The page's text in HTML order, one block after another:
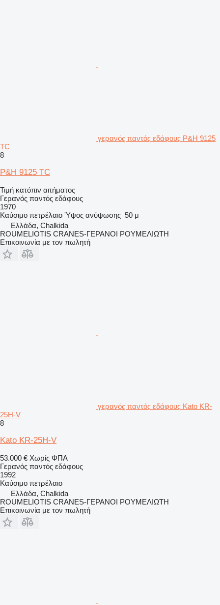
γερανός παντός εδάφους P&H 9125
TC
8
P&H 9125 TC
Τιμή κατόπιν αιτήματος
Γερανός παντός εδάφους
1970
Καύσιμο πετρέλαιο Ύψος ανύψωσης 50 μ
Ελλάδα, Chalkida
ROUMELIOTIS CRANES-ΓΕΡΑΝΟΙ ΡΟΥΜΕΛΙΩΤΗ
Επικοινωνία με τον πωλητή
γερανός παντός εδάφους Kato KR-
25H-V
8
Kato KR-25H-V
53.000 € Χωρίς ΦΠΑ
Γερανός παντός εδάφους
1992
Καύσιμο πετρέλαιο
Ελλάδα, Chalkida
ROUMELIOTIS CRANES-ΓΕΡΑΝΟΙ ΡΟΥΜΕΛΙΩΤΗ
Επικοινωνία με τον πωλητή